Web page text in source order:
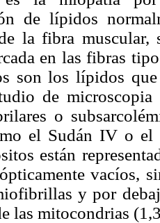
de lípidos
la fibra muscular,
en las fibras
son los lípidos que
de
o
el Sudán IV o el
están
vacíos,
y por
las mitocondrias